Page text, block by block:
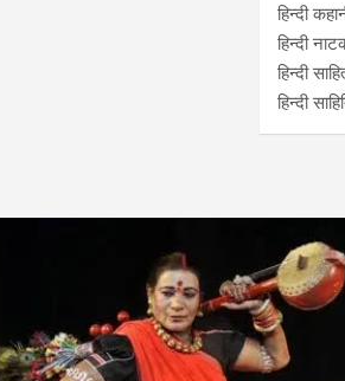
हिन्दी
हिन्‍दी
हिन्दी
हिन्दी